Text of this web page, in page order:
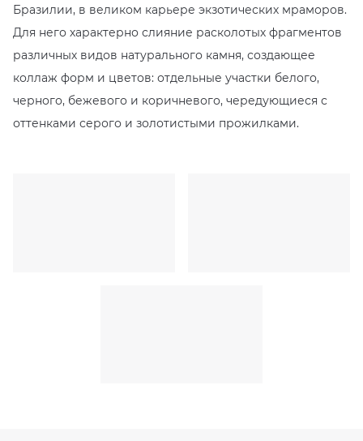
Бразилии, в великом карьере экзотических мраморов.
Для него характерно слияние расколотых фрагментов
различных видов натурального камня, создающее
коллаж форм и цветов: отдельные участки белого,
черного, бежевого и коричневого, чередующиеся с
оттенками серого и золотистыми прожилками.